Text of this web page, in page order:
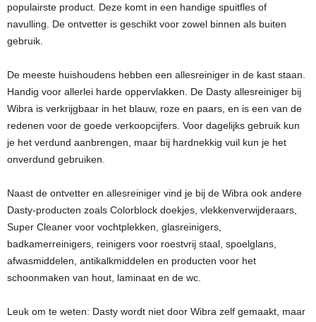
populairste product. Deze komt in een handige spuitfles of
navulling. De ontvetter is geschikt voor zowel binnen als buiten
gebruik.
De meeste huishoudens hebben een allesreiniger in de kast staan.
Handig voor allerlei harde oppervlakken. De Dasty allesreiniger bij
Wibra is verkrijgbaar in het blauw, roze en paars, en is een van de
redenen voor de goede verkoopcijfers. Voor dagelijks gebruik kun
je het verdund aanbrengen, maar bij hardnekkig vuil kun je het
onverdund gebruiken.
Naast de ontvetter en allesreiniger vind je bij de Wibra ook andere
Dasty-producten zoals Colorblock doekjes, vlekkenverwijderaars,
Super Cleaner voor vochtplekken, glasreinigers,
badkamerreinigers, reinigers voor roestvrij staal, spoelglans,
afwasmiddelen, antikalkmiddelen en producten voor het
schoonmaken van hout, laminaat en de wc.
Leuk om te weten: Dasty wordt niet door Wibra zelf gemaakt, maar